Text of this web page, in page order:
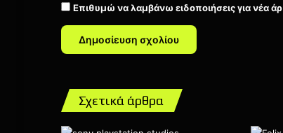
Επιθυμώ να λαμβάνω ειδοποιήσεις για νέα
Σχετικά άρθρα